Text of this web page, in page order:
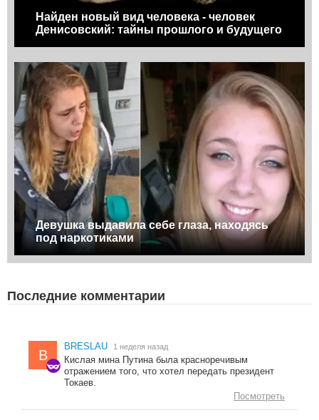
Найден новый вид человека - человек
Денисовский: тайны прошлого и будущего
Девушка выдавила себе глаза, находясь
под наркотиками
Последние комментарии
B
BRESLAU 1 неделя назад
Кислая мина Путина была красноречивым
отражением того, что хотел передать президент
Токаев.
Посмотреть